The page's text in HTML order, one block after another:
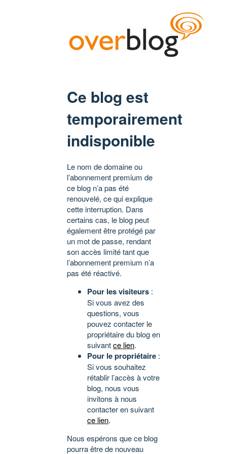
Ce blog est
temporairement
indisponible
Le nom de domaine ou
l’abonnement premium de
ce blog n’a pas été
renouvelé, ce qui explique
cette interruption. Dans
certains cas, le blog peut
également être protégé par
un mot de passe, rendant
son accès limité tant que
l’abonnement premium n’a
pas été réactivé.
Pour les visiteurs :
Si vous avez des
questions, vous
pouvez contacter le
propriétaire du blog en
suivantce lien.
Pour le propriétaire :
Si vous souhaitez
rétablir l’accès à votre
blog, nous vous
invitons à nous
contacter en suivant
ce lien.
Nous espérons que ce blog
pourra être de nouveau